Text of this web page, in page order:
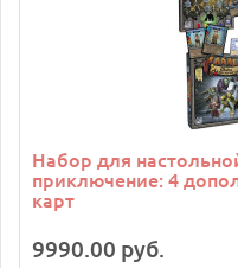
Набор для
приключение: 4
карт
9990.00 руб.